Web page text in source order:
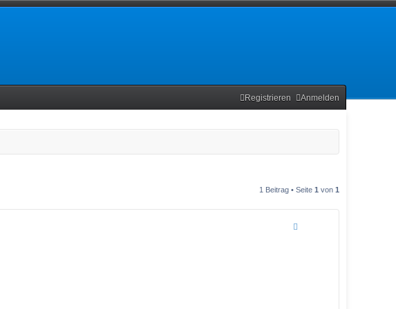
Anmelden
Registrieren
1 Beitrag • Seite 1 von 1